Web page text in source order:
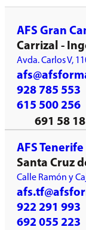
AFS Gran
Carrizal -
Avda. Carlos V,
928 785 553
615 500 256
691 58
AFS Tenerife
Santa Cruz
Calle Ramón y
922 291 993
692 055 223